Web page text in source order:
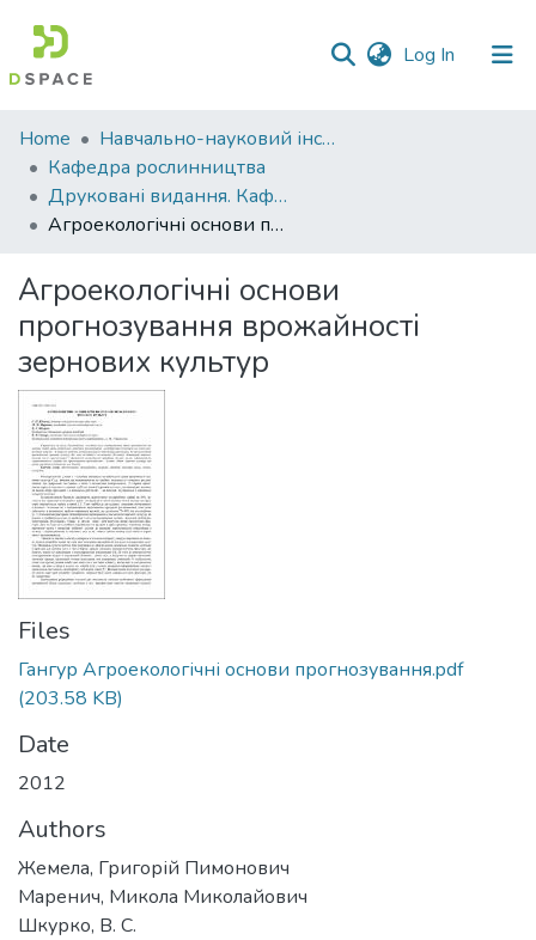
Log In (current)
Communities
&
Collections
All of DSpace
Statistics
Home
Навчально-науковий інститут агротехнологій, селекції та екології
Кафедра рослинництва
Друковані видання. Кафедра рослинництва
Агроекологічні основи прогнозування врожайності зернових культур
Агроекологічні основи
прогнозування врожайності
зернових культур
Files
Гангур Агроекологічні основи прогнозування.pdf
(203.58 KB)
Date
2012
Authors
Жемела, Григорій Пимонович
Маренич, Микола Миколайович
Шкурко, В. С.